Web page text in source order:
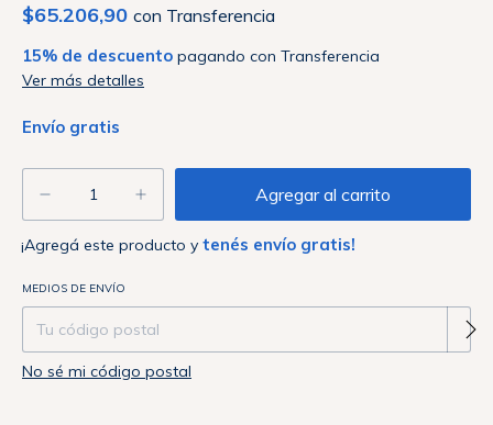
$65.206,90 con Transferencia
15% de descuento pagando con Transferencia
Ver más detalles
Envío gratis
¡Agregá este producto y tenés envío gratis!
Entregas para el CP:
MEDIOS DE ENVÍO
No sé mi código postal